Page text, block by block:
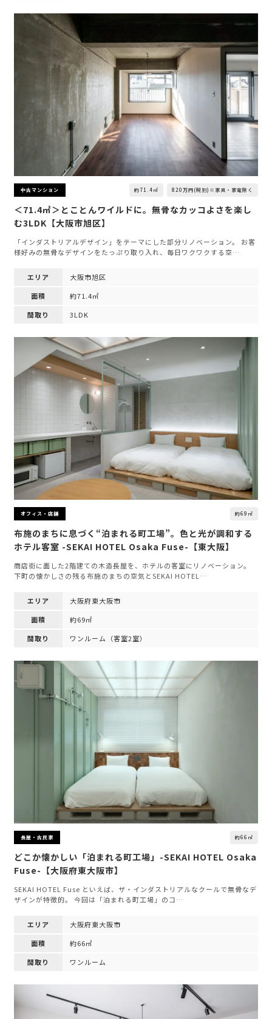
中古マンション 約71.4㎡ 820万円(税別)※家具・家電除く
＜71.4㎡＞とことんワイルドに。無骨なカッコよさを楽し
む3LDK【大阪市旭区】
「インダストリアルデザイン」をテーマにした部分リノベーション。 お客
様好みの無骨なデザインをたっぷり取り入れ、毎日ワクワクする空…
エリア
大阪市旭区
面積
約71.4㎡
間取り
3LDK
オフィス・店舗 約69㎡
布施のまちに息づく“泊まれる町工場”。色と光が調和する
ホテル客室 -SEKAI HOTEL Osaka Fuse-【東大阪】
商店街に面した2階建ての木造長屋を、ホテルの客室にリノベーション。
下町の懐かしさの残る布施のまちの空気とSEKAI HOTEL…
エリア
大阪府東大阪市
面積
約69㎡
間取り
ワンルーム（客室2室）
長屋・古民家 約66㎡
どこか懐かしい「泊まれる町工場」-SEKAI HOTEL Osaka
Fuse-【大阪府東大阪市】
SEKAI HOTEL Fuse といえば、ザ・インダストリアルなクールで無骨なデ
ザインが特徴的。 今回は「泊まれる町工場」のコ…
エリア
大阪府東大阪市
面積
約66㎡
間取り
ワンルーム